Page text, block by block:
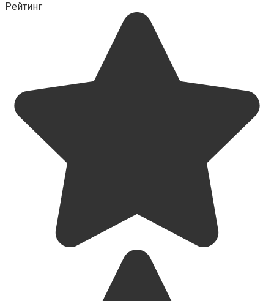
Рейтинг